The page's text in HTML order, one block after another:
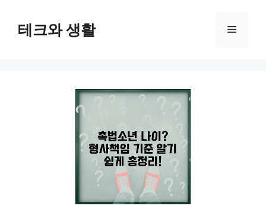
테크와 생활 메